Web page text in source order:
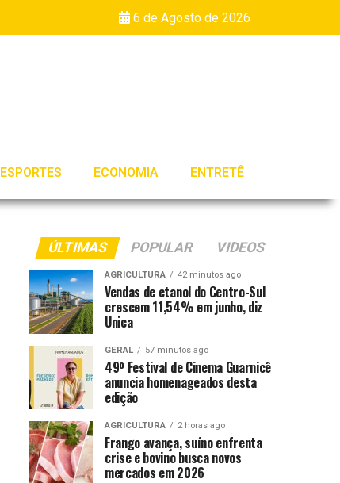
6 de Agosto de 2026
ESPORTES ECONOMIA ENTRETÊ
ÚLTIMAS POPULAR VIDEOS
AGRICULTURA 42 minutos ago
Vendas de etanol do Centro-Sul
crescem 11,54% em junho, diz
Unica
GERAL 57 minutos ago
49º Festival de Cinema Guarnicê
anuncia homenageados desta
edição
AGRICULTURA 2 horas ago
Frango avança, suíno enfrenta
crise e bovino busca novos
mercados em 2026